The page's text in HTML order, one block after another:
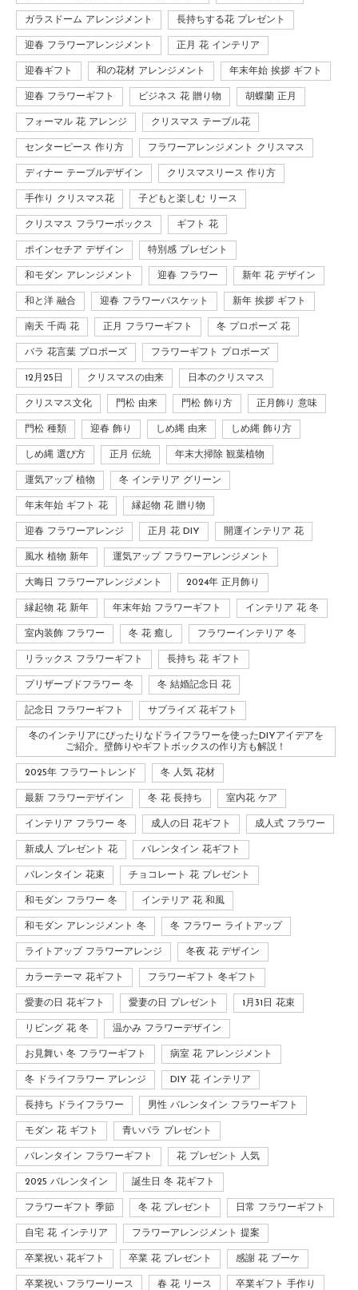
ガラスドーム アレンジメント 長持ちする花 プレゼント
迎春 フラワーアレンジメント 正月 花 インテリア
迎春ギフト 和の花材 アレンジメント 年末年始 挨拶 ギフト
迎春 フラワーギフト ビジネス 花 贈り物 胡蝶蘭 正月
フォーマル 花 アレンジ クリスマス テーブル花
センターピース 作り方 フラワーアレンジメント クリスマス
ディナー テーブルデザイン クリスマスリース 作り方
手作り クリスマス花 子どもと楽しむ リース
クリスマス フラワーボックス ギフト 花
ポインセチア デザイン 特別感 プレゼント
和モダン アレンジメント 迎春 フラワー 新年 花 デザイン
和と洋 融合 迎春 フラワーバスケット 新年 挨拶 ギフト
南天 千両 花 正月 フラワーギフト 冬 プロポーズ 花
バラ 花言葉 プロポーズ フラワーギフト プロポーズ
12月25日 クリスマスの由来 日本のクリスマス
クリスマス文化 門松 由来 門松 飾り方 正月飾り 意味
門松 種類 迎春 飾り しめ縄 由来 しめ縄 飾り方
しめ縄 選び方 正月 伝統 年末大掃除 観葉植物
運気アップ 植物 冬 インテリア グリーン
年末年始 ギフト 花 縁起物 花 贈り物
迎春 フラワーアレンジ 正月 花 DIY 開運インテリア 花
風水 植物 新年 運気アップ フラワーアレンジメント
大晦日 フラワーアレンジメント 2024年 正月飾り
縁起物 花 新年 年末年始 フラワーギフト インテリア 花 冬
室内装飾 フラワー 冬 花 癒し フラワーインテリア 冬
リラックス フラワーギフト 長持ち 花 ギフト
プリザーブドフラワー 冬 冬 結婚記念日 花
記念日 フラワーギフト サプライズ 花ギフト
冬のインテリアにぴったりなドライフラワーを使ったDIYアイデアを
ご紹介。壁飾りやギフトボックスの作り方も解説！
2025年 フラワートレンド 冬 人気 花材
最新 フラワーデザイン 冬 花 長持ち 室内花 ケア
インテリア フラワー 冬 成人の日 花ギフト 成人式 フラワー
新成人 プレゼント 花 バレンタイン 花ギフト
バレンタイン 花束 チョコレート 花 プレゼント
和モダン フラワー 冬 インテリア 花 和風
和モダン アレンジメント 冬 冬 フラワー ライトアップ
ライトアップ フラワーアレンジ 冬夜 花 デザイン
カラーテーマ 花ギフト フラワーギフト 冬ギフト
愛妻の日 花ギフト 愛妻の日 プレゼント 1月31日 花束
リビング 花 冬 温かみ フラワーデザイン
お見舞い 冬 フラワーギフト 病室 花 アレンジメント
冬 ドライフラワー アレンジ DIY 花 インテリア
長持ち ドライフラワー 男性 バレンタイン フラワーギフト
モダン 花 ギフト 青いバラ プレゼント
バレンタイン フラワーギフト 花 プレゼント 人気
2025 バレンタイン 誕生日 冬 花ギフト
フラワーギフト 季節 冬 花 プレゼント 日常 フラワーギフト
自宅 花 インテリア フラワーアレンジメント 提案
卒業祝い 花ギフト 卒業 花 プレゼント 感謝 花 ブーケ
卒業祝い フラワーリース 春 花 リース 卒業ギフト 手作り